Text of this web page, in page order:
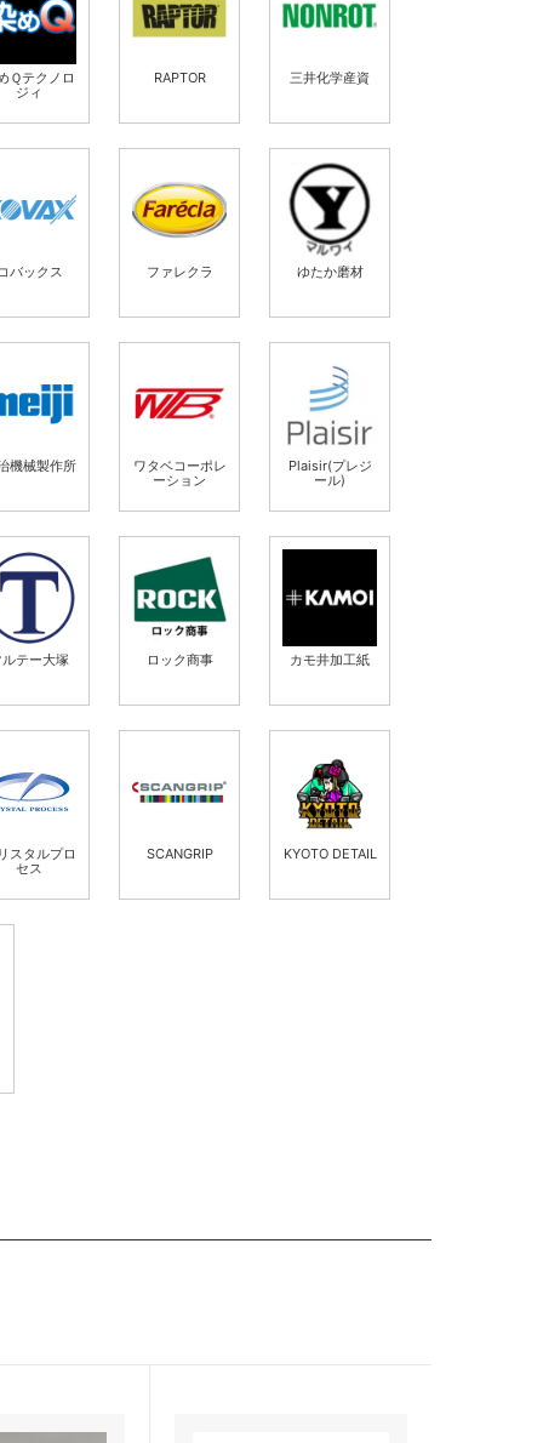
Ｑテクノロ
ジィ
RAPTOR 三井化学産資
コバックス ファレクラ ゆたか磨材
機械製作所
ワタベコーポレ
ーション
Plaisir(プレジ
ール)
ルテー大塚 ロック商事 カモ井加工紙
スタルプロ
セス
SCANGRIP KYOTO DETAIL